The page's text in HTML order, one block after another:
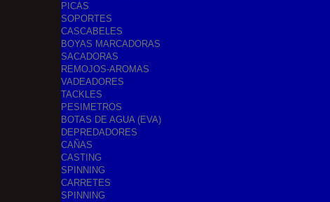
PICAS
SOPORTES
CASCABELES
BOYAS MARCADORAS
SACADORAS
REMOJOS-AROMAS
VADEADORES
TACKLES
PESIMETROS
BOTAS DE AGUA (EVA)
DEPREDADORES
CAÑAS
CASTING
SPINNING
CARRETES
SPINNING